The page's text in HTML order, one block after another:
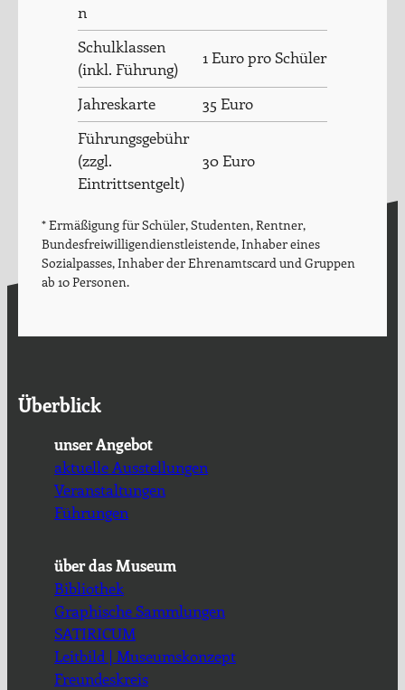
n
Schulklassen
(inkl. Führung)
1 Euro pro Schüler
Jahreskarte
35 Euro
Führungsgebühr
(zzgl.
Eintrittsentgelt)
30 Euro
* Ermäßigung für Schüler, Studenten, Rentner,
Bundesfreiwilligendienstleistende, Inhaber eines
Sozialpasses, Inhaber der Ehrenamtscard und Gruppen
ab 10 Personen.
Überblick
unser Angebot
aktuelle Ausstellungen
Veranstaltungen
Führungen
über das Museum
Bibliothek
Graphische Sammlungen
SATIRICUM
Leitbild | Museumskonzept
Freundeskreis